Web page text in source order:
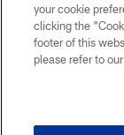
your cookie
clicking the
footer of this
please refer to our